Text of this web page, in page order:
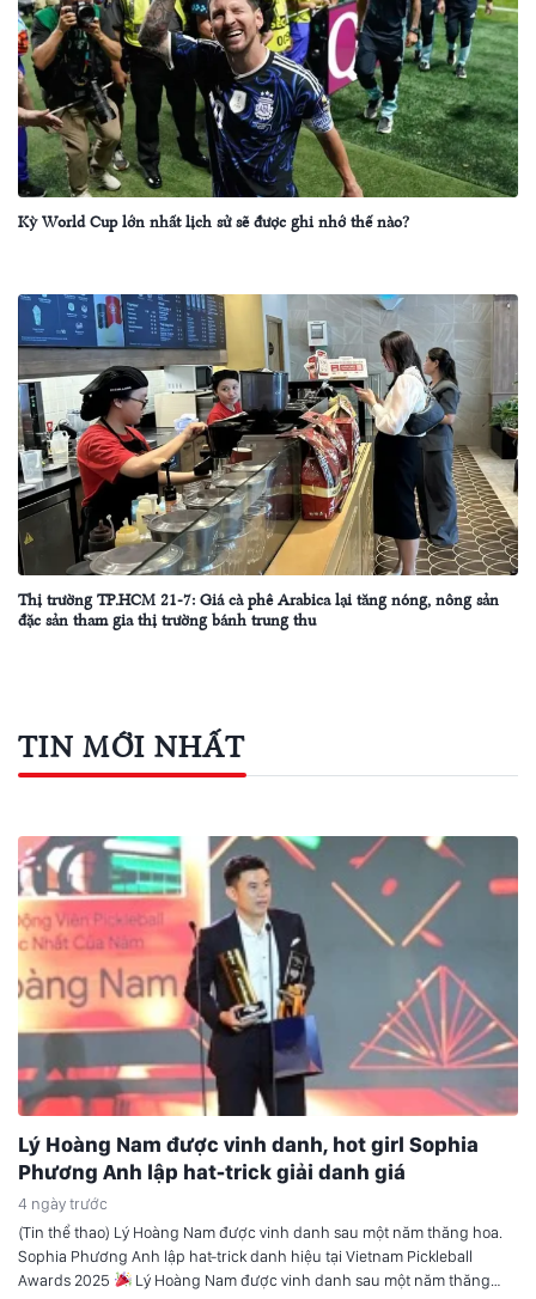
Kỳ World Cup lớn nhất lịch sử sẽ được ghi nhớ thế nào?
Thị trường TP.HCM 21-7: Giá cà phê Arabica lại tăng nóng, nông sản
đặc sản tham gia thị trường bánh trung thu
TIN MỚI NHẤT
Lý Hoàng Nam được vinh danh, hot girl Sophia
Phương Anh lập hat-trick giải danh giá
4 ngày trước
(Tin thể thao) Lý Hoàng Nam được vinh danh sau một năm thăng hoa.
Sophia Phương Anh lập hat-trick danh hiệu tại Vietnam Pickleball
Awards 2025
Lý Hoàng Nam được vinh danh sau một năm thăng